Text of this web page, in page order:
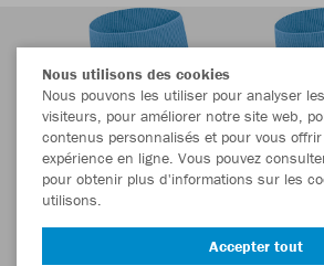
Nous utilisons des cookies
Nous pouvons les utiliser pour analyser
visiteurs, pour améliorer notre site web,
contenus personnalisés et pour vous
expérience en ligne. Vous pouvez
pour obtenir plus d'informations sur les
utilisons.
Accepter tout